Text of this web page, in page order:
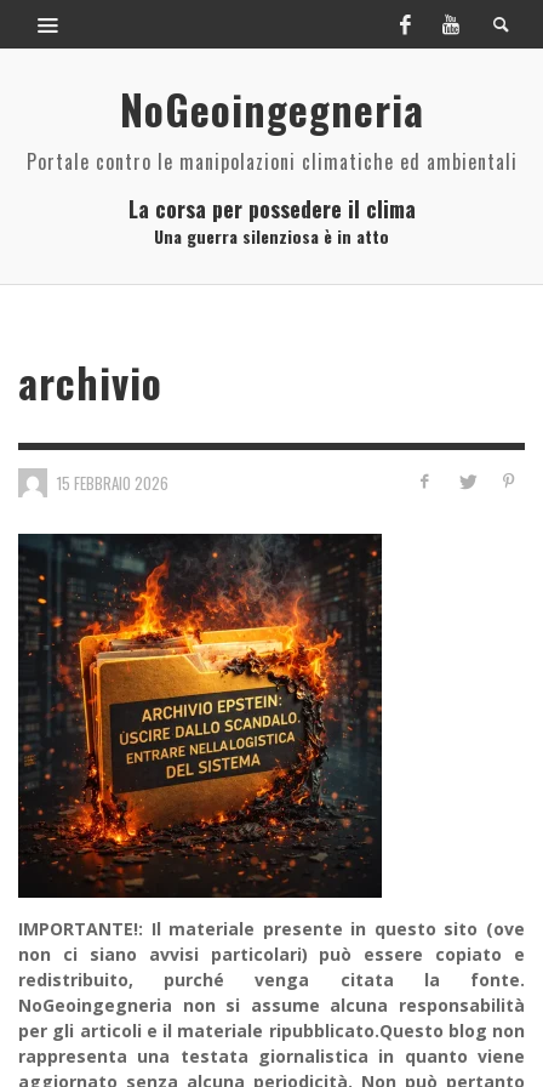
NoGeoingegneria
Portale contro le manipolazioni climatiche ed ambientali
La corsa per possedere il clima
Una guerra silenziosa è in atto
archivio
15 FEBBRAIO 2026
IMPORTANTE!: Il materiale presente in questo sito (ove
non ci siano avvisi particolari) può essere copiato e
redistribuito, purché venga citata la fonte.
NoGeoingegneria non si assume alcuna responsabilità
per gli articoli e il materiale ripubblicato.Questo blog non
rappresenta una testata giornalistica in quanto viene
aggiornato senza alcuna periodicità. Non può pertanto